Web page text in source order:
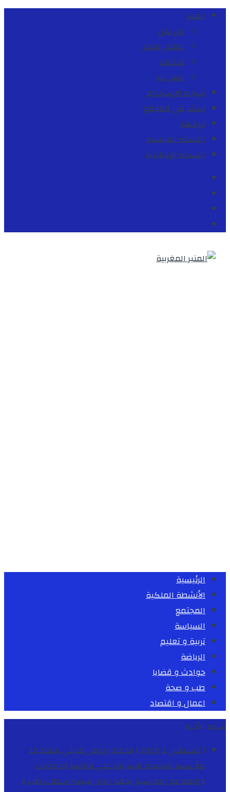
المنبر
من نحن
طاقم العمل
ميثاقنا
اتصل بنا
شروط الإستخدام
للنشر في الموقع
للإشهار
النسخة الفرنسية
النسخة الإنجليزية
الرئيسية
الأنشطة الملكية
المجتمع
السياسة
تربية و تعليم
الرياضة
حوادث و قضايا
طب و صحة
اعمال و اقتصاد
شريط الأخبار
[ أغسطس 1, 2026 ]
الدكتور نوفل كديلي يتفقد 12
مؤسسة تعليمية للإشراف على مراقبة الداخليات
والمطاعم المدرسية بجهة الدار البيضاء-سطاتطب و